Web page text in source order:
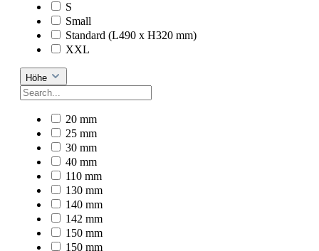
S
Small
Standard (L490 x H320 mm)
XXL
Höhe
20 mm
25 mm
30 mm
40 mm
110 mm
130 mm
140 mm
142 mm
150 mm
150 mm